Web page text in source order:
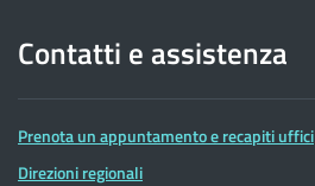
Contatti e assistenza
Prenota un appuntamento e recapiti uffici
Direzioni regionali